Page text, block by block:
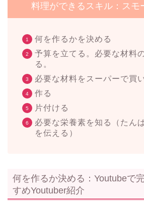
料理ができるスキル：スモ
何を作るかを決める
予算を立てる。必要な材料
る。
必要な材料をスーパーで買
作る
片付ける
必要な栄養素を知る（たん
を伝える）
何を作るか決める：Youtubeで
すめYoutuber紹介